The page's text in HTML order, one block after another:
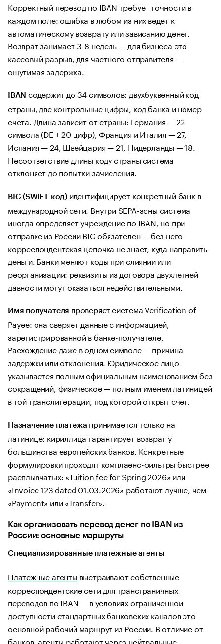
Корректный перевод по IBAN требует точности в
каждом поле: ошибка в любом из них ведет к
автоматическому возврату или зависанию денег.
Возврат занимает 3-8 недель — для бизнеса это
кассовый разрыв, для частного отправителя —
ощутимая задержка.
IBAN содержит до 34 символов: двухбуквенный код
страны, две контрольные цифры, код банка и номер
счета. Длина зависит от страны: Германия — 22
символа (DE + 20 цифр), Франция и Италия — 27,
Испания — 24, Швейцария — 21, Нидерланды — 18.
Несоответствие длины коду страны система
отклоняет до попытки зачисления.
BIC (SWIFT-код) идентифицирует конкретный банк в
международной сети. Внутри SEPA-зоны система
иногда определяет учреждение по IBAN, но при
отправке из России BIC обязателен — без него
корреспондентская цепочка не знает, куда направить
деньги. Банки меняют коды при слиянии или
реорганизации: реквизиты из договора двухлетней
давности могут оказаться недействительными.
Имя получателя проверяет система Verification of
Payee: она сверяет данные с информацией,
зарегистрированной в банке-получателе.
Расхождение даже в одном символе — причина
задержки или отклонения. Юридическое лицо
указывается полным официальным наименованием без
сокращений, физическое — полным именем латиницей
в той транслитерации, под которой открыт счет.
Назначение платежа принимается только на
латинице: кириллица гарантирует возврат у
большинства европейских банков. Конкретные
формулировки проходят комплаенс-фильтры быстрее
расплывчатых: «Tuition fee for Spring 2026» или
«Invoice 123 dated 01.03.2026» работают лучше, чем
«Payment» или «Transfer».
Как организовать перевод денег по IBAN из
России: основные маршруты
Специализированные платежные агенты
Платежные агенты выстраивают собственные
корреспондентские сети для трансграничных
переводов по IBAN — в условиях ограниченной
доступности стандартных банковских каналов это
основной рабочий маршрут из России. В отличие от
банков, агенты работают через нейтральные